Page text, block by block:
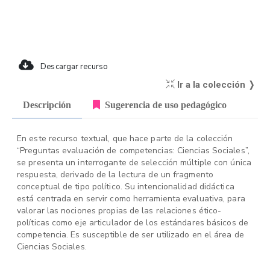
Descargar recurso
Ir a la colección ❭
Descripción Sugerencia de uso pedagógico
En este recurso textual, que hace parte de la colección
“Preguntas evaluación de competencias: Ciencias Sociales”,
se presenta un interrogante de selección múltiple con única
respuesta, derivado de la lectura de un fragmento
conceptual de tipo político. Su intencionalidad didáctica
está centrada en servir como herramienta evaluativa, para
valorar las nociones propias de las relaciones ético-
políticas como eje articulador de los estándares básicos de
competencia. Es susceptible de ser utilizado en el área de
Ciencias Sociales.